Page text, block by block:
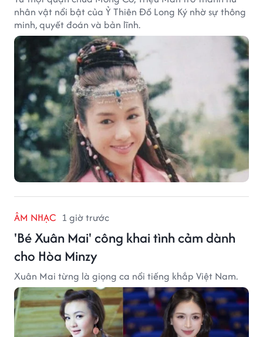
nhân vật nổi bật của Ỷ Thiên Đồ Long Ký nhờ sự thông
minh, quyết đoán và bản lĩnh.
ÂM NHẠC 1 giờ trước
'Bé Xuân Mai' công khai tình cảm dành
cho Hòa Minzy
Xuân Mai từng là giọng ca nổi tiếng khắp Việt Nam.